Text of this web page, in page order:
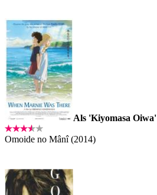
Als 'Kiyomasa Oiwa'
Omoide no Mânî (2014)